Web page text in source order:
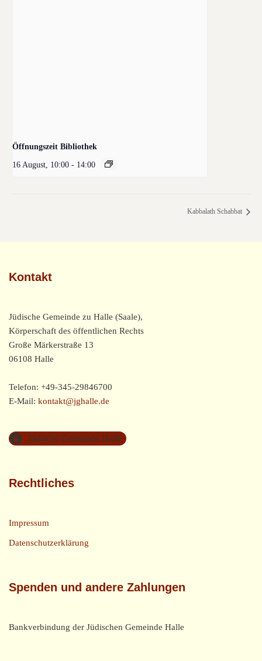
Öffnungszeit Bibliothek
16 August, 10:00 - 14:00
Kabbalath Schabbat
Kontakt
Jüdische Gemeinde zu Halle (Saale),
Körperschaft des öffentlichen Rechts
Große Märkerstraße 13
06108 Halle
Telefon: +49-345-29846700
E-Mail: kontakt@jghalle.de
Jüdische Gemeinde Halle
Rechtliches
Impressum
Datenschutzerklärung
Spenden und andere Zahlungen
Bankverbindung der Jüdischen Gemeinde Halle